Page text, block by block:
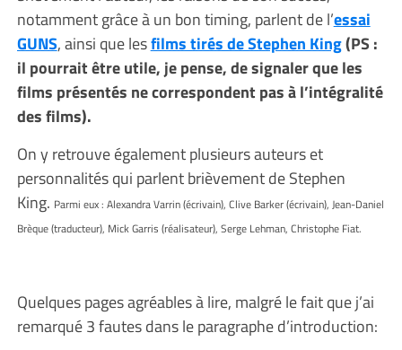
notamment grâce à un bon timing, parlent de l’essai
GUNS, ainsi que lesfilms tirés de Stephen King(PS :
il pourrait être utile, je pense, de signaler que les
films présentés ne correspondent pas à l’intégralité
des films).
On y retrouve également plusieurs auteurs et
personnalités qui parlent brièvement de Stephen
King. Parmi eux : Alexandra Varrin (écrivain), Clive Barker (écrivain), Jean-Daniel
Brèque (traducteur), Mick Garris (réalisateur), Serge Lehman, Christophe Fiat.
Quelques pages agréables à lire, malgré le fait que j’ai
remarqué 3 fautes dans le paragraphe d’introduction: